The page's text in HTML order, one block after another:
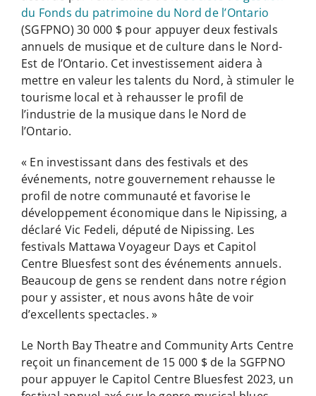
du Fonds du patrimoine du Nord de l’Ontario
(SGFPNO) 30 000 $ pour appuyer deux festivals
annuels de musique et de culture dans le Nord-
Est de l’Ontario. Cet investissement aidera à
mettre en valeur les talents du Nord, à stimuler le
tourisme local et à rehausser le profil de
l’industrie de la musique dans le Nord de
l’Ontario.
« En investissant dans des festivals et des
événements, notre gouvernement rehausse le
profil de notre communauté et favorise le
développement économique dans le Nipissing, a
déclaré Vic Fedeli, député de Nipissing. Les
festivals Mattawa Voyageur Days et Capitol
Centre Bluesfest sont des événements annuels.
Beaucoup de gens se rendent dans notre région
pour y assister, et nous avons hâte de voir
d’excellents spectacles. »
Le North Bay Theatre and Community Arts Centre
reçoit un financement de 15 000 $ de la SGFPNO
pour appuyer le Capitol Centre Bluesfest 2023, un